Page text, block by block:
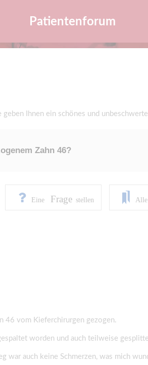
Patientenforum
geben Ihnen ein schönes und
Zahn 46?
Eine Frage stellen Alle
46 vom Kieferchirurgen gezogen.
worden und auch teilweise
war auch keine Schmerzen, was mich